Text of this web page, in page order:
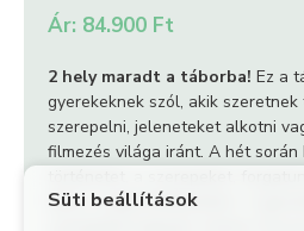
Ár: 84.900 Ft
2 hely maradt a táborba! Ez a
gyerekeknek szól, akik
szerepelni, jeleneteket alkotni
filmezés világa iránt. A hét
létre a saját kisfilmünket. A
Süti beállítások